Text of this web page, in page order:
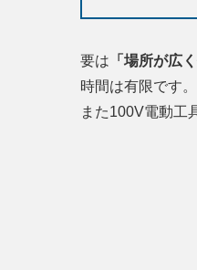
要は 「場所が広
時間は有限です
また100V電動工